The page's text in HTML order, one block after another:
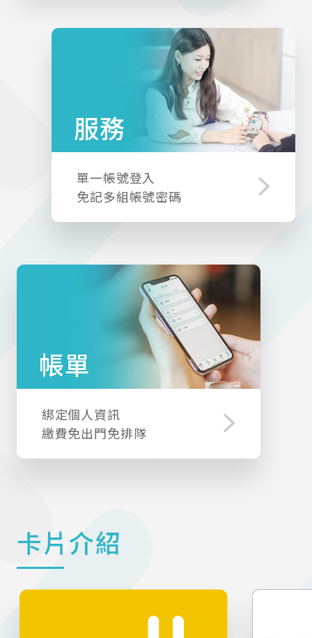
服務
單一帳號登入
免記多組帳號密碼
帳單
綁定個人資訊
繳費免出門免排隊
卡片介紹